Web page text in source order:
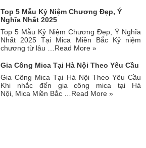
Top 5 Mẫu Kỷ Niệm Chương Đẹp, Ý
Nghĩa Nhất 2025
Top 5 Mẫu Kỷ Niệm Chương Đẹp, Ý Nghĩa
Nhất 2025 Tại Mica Miền Bắc Kỷ niệm
chương từ lâu … Read More »
Gia Công Mica Tại Hà Nội Theo Yêu Cầu
Gia Công Mica Tại Hà Nội Theo Yêu Cầu
Khi nhắc đến gia công mica tại Hà
Nội, Mica Miền Bắc …Read More »